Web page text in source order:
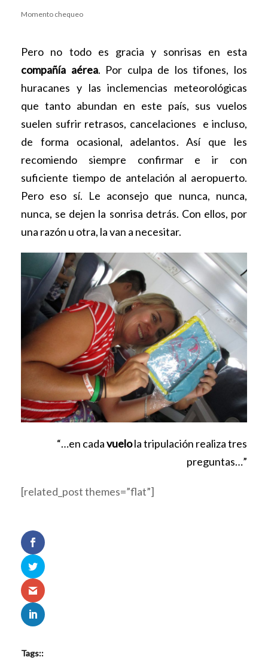
Momento chequeo
Pero no todo es gracia y sonrisas en esta
compañía aérea. Por culpa de los tifones, los
huracanes y las inclemencias meteorológicas
que tanto abundan en este país, sus vuelos
suelen sufrir retrasos, cancelaciones e incluso,
de forma ocasional, adelantos. Así que les
recomiendo siempre confirmar e ir con
suficiente tiempo de antelación al aeropuerto.
Pero eso sí. Le aconsejo que nunca, nunca,
nunca, se dejen la sonrisa detrás. Con ellos, por
una razón u otra, la van a necesitar.
“…en cadavuelola tripulación realiza tres
preguntas…”
[related_post themes=”flat”]
Tags::